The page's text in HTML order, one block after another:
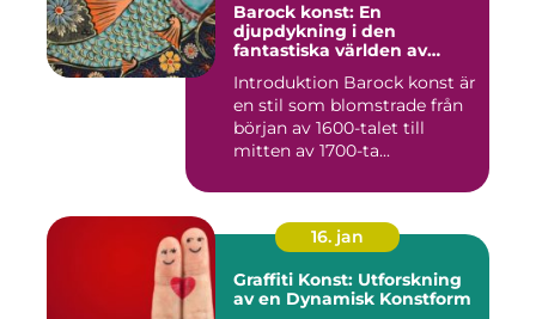
Barock konst: En
djupdykning i den
fantastiska världen av
Introduktion Barock konst är
en stil som blomstrade från
början av 1600-talet till
mitten av 1700-ta...
16. jan
Graffiti Konst: Utforskning
av en Dynamisk Konstform